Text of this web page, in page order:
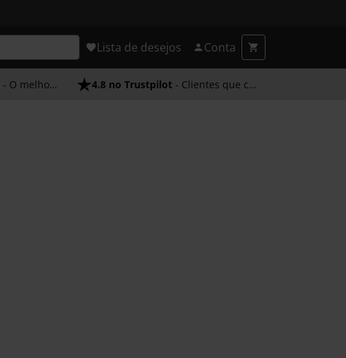
Lista de desejos Conta
- O melhor atendimento 4.8 no Trustpilot - Clientes que confiam em nós